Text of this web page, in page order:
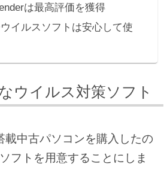
は最高評価を獲得
イルスソフトは安心して使
ウイルス対策ソフト
中古パソコンを購入したの
フトを用意することにしま